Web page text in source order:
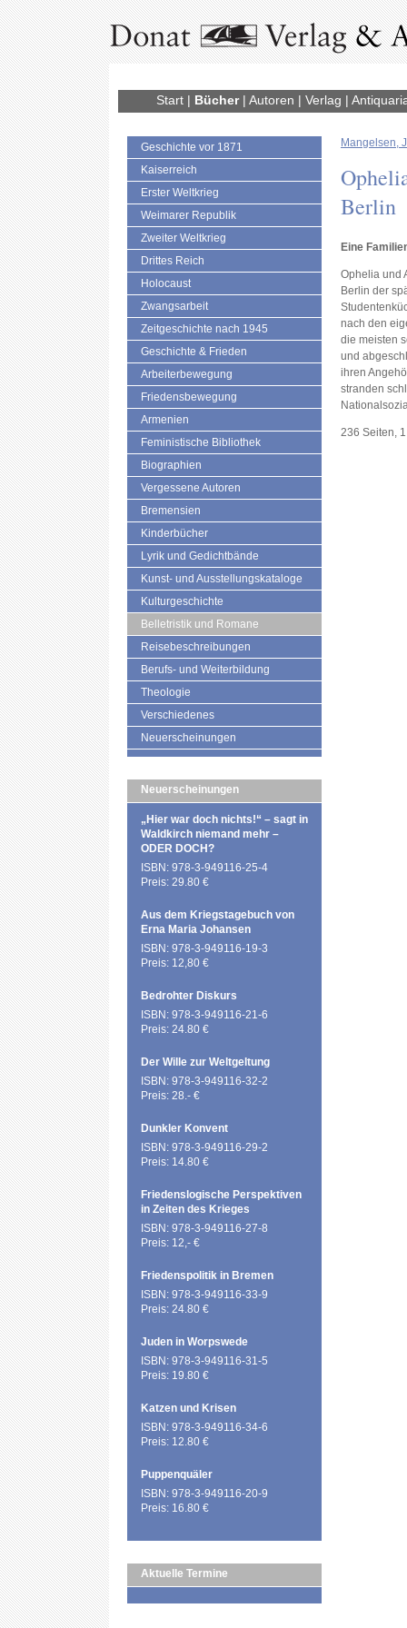
Start| Bücher| Autoren | Verlag |
Geschichte vor 1871
Kaiserreich
Erster Weltkrieg
Weimarer Republik
Zweiter Weltkrieg
Drittes Reich
Holocaust
Zwangsarbeit
Zeitgeschichte nach 1945
Geschichte & Frieden
Arbeiterbewegung
Friedensbewegung
Armenien
Feministische Bibliothek
Biographien
Vergessene Autoren
Bremensien
Kinderbücher
Lyrik und Gedichtbände
Kunst- und Ausstellungskataloge
Kulturgeschichte
Belletristik und Romane
Reisebeschreibungen
Berufs- und Weiterbildung
Theologie
Verschiedenes
Neuerscheinungen
Neuerscheinungen
„Hier war doch nichts!“ – sagt in
Waldkirch niemand mehr –
ODER DOCH?
ISBN: 978-3-949116-25-4
Preis: 29.80 €
Aus dem Kriegstagebuch von
Erna Maria Johansen
ISBN: 978-3-949116-19-3
Preis: 12,80 €
Bedrohter Diskurs
ISBN: 978-3-949116-21-6
Preis: 24.80 €
Der Wille zur Weltgeltung
ISBN: 978-3-949116-32-2
Preis: 28.- €
Dunkler Konvent
ISBN: 978-3-949116-29-2
Preis: 14.80 €
Friedenslogische Perspektiven
in Zeiten des Krieges
ISBN: 978-3-949116-27-8
Preis: 12,- €
Friedenspolitik in Bremen
ISBN: 978-3-949116-33-9
Preis: 24.80 €
Juden in Worpswede
ISBN: 978-3-949116-31-5
Preis: 19.80 €
Katzen und Krisen
ISBN: 978-3-949116-34-6
Preis: 12.80 €
Puppenquäler
ISBN: 978-3-949116-20-9
Preis: 16.80 €
Aktuelle Termine
Mangelsen,
Berlin
Eine
Ophelia und
Berlin der
nach den
die meisten
und
ihren
stranden
236 Seiten,